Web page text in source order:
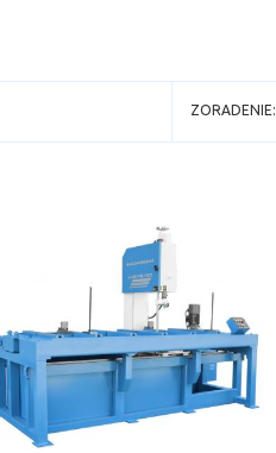
ZORADENIE: